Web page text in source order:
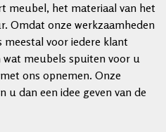
meubel, het materiaal van het
Omdat onze werkzaamheden
meestal voor iedere klant
meubels spuiten voor u
met ons opnemen. Onze
u dan een idee geven van de